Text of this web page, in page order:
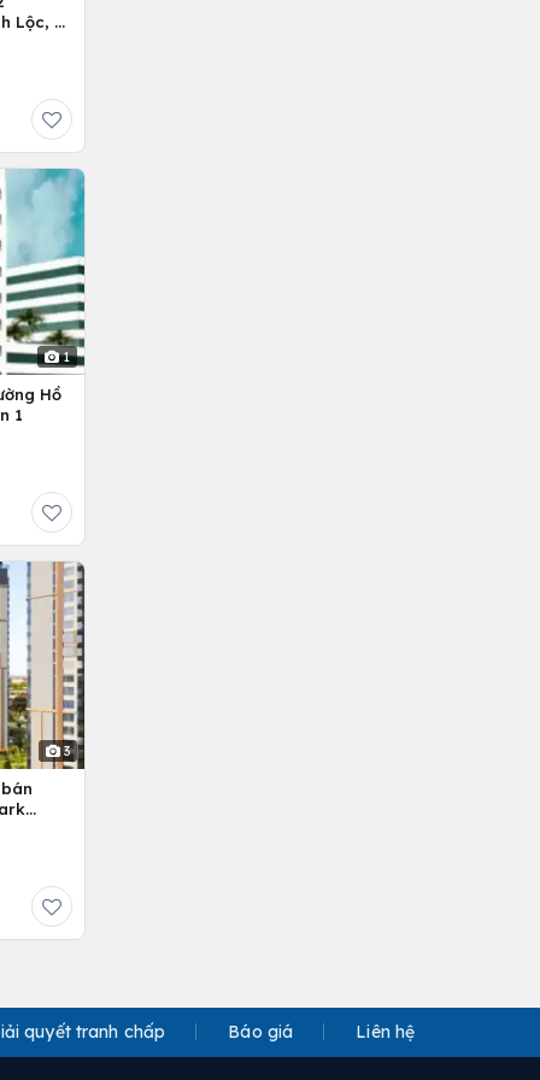
Lộc, H.
1
Hồ
1
3
quyết tranh chấp Báo giá Liên hệ